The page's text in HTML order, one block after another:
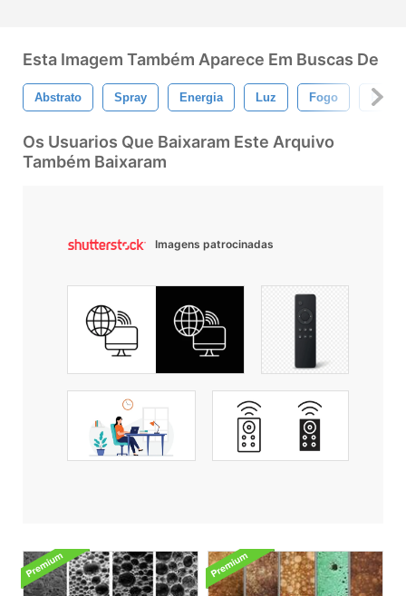
Esta Imagem Também Aparece Em Buscas De
Abstrato Spray Energia Luz Fogo
Os Usuarios Que Baixaram Este Arquivo
Também Baixaram
Imagens patrocinadas